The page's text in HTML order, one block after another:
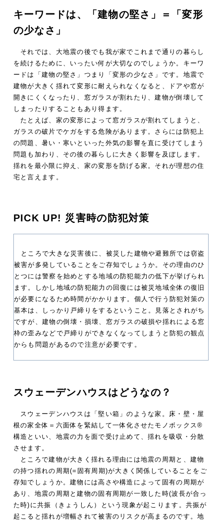
キーワードは、「建物の堅さ」＝「変形
の少なさ」
それでは、大地震の後でも我が家でこれまで通りの暮らし
を続けるために、いったい何が大切なのでしょうか。キーワ
ードは「建物の堅さ」つまり「変形の少なさ」です。地震で
建物が大きく揺れて変形に耐えられなくなると、ドアや窓が
開きにくくなったり、窓ガラスが割れたり、建物が倒壊して
しまったりすることもあり得ます。
たとえば、家の変形によって窓ガラスが割れてしまうと、
ガラスの破片でケガをする危険があります。さらには防犯上
の問題、暑い・寒いといった外気の影響を直に受けてしまう
問題も加わり、その後の暮らしに大きく影響を及ぼします。
揺れを最小限に抑え、家の変形を防げる家。それが理想の住
宅と言えます。
PICK UP! 災害時の防犯対策
ところで大きな災害後に、被災した建物や避難所では窃盗
被害が多発していることをご存知でしょうか。その理由のひ
とつには警察を始めとする地域の防犯能力の低下が挙げられ
ます。しかし地域の防犯能力の回復には被災地域全体の復旧
が必要になるため時間がかかります。個人で行う防犯対策の
基本は、しっかり戸締りをするということ。見落とされがち
ですが、建物の倒壊・損壊、窓ガラスの破損や揺れによる窓
枠の歪みなどで戸締りができなくなってしまうと防犯の観点
からも問題があるので注意が必要です。
スウェーデンハウスはどうなの？
スウェーデンハウスは「堅い箱」のような家。床・壁・屋
根の家全体＝六面体を緊結して一体化させたモノボックス®
構造といい、地震の力を面で受け止めて、揺れを吸収・分散
させます。
ところで建物が大きく揺れる理由には地震の周期と、建物
の持つ揺れの周期(=固有周期)が大きく関係していることをご
存知でしょうか。建物には高さや構造によって固有の周期が
あり、地震の周期と建物の固有周期が一致した時(波長が合っ
た時)に共振（きょうしん）という現象が起こります。共振が
起こると揺れが増幅されて被害のリスクが高まるのです。地